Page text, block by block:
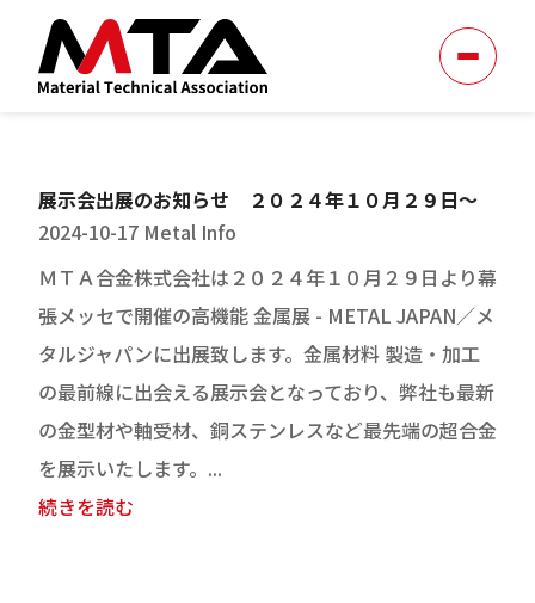
展示会出展のお知らせ ２０２４年１０月２９日～
2024-10-17 Metal Info
ＭＴＡ合金株式会社は２０２４年１０月２９日より幕
張メッセで開催の高機能 金属展 - METAL JAPAN／メ
タルジャパンに出展致します。金属材料 製造・加工
の最前線に出会える展示会となっており、弊社も最新
の金型材や軸受材、銅ステンレスなど最先端の超合金
を展示いたします。...
続きを読む